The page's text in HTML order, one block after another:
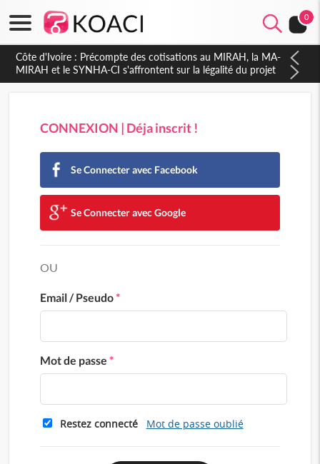
0
CONNEXION | Déja inscrit !
Se Connecter avec Facebook
Se Connecter avec Google
OU
Email / Pseudo*
Mot de passe *
Restez connecté Mot de passe oublié